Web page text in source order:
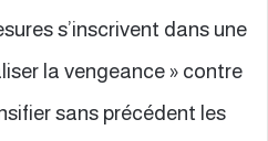
s’inscrivent dans une
la vengeance » contre
sans précédent les